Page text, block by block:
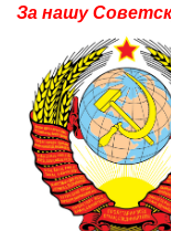
За нашу